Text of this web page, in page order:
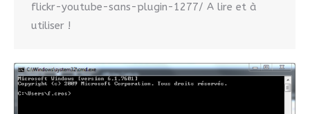
flickr-youtube-sans-plugin-1277/ A lire et à
utiliser !